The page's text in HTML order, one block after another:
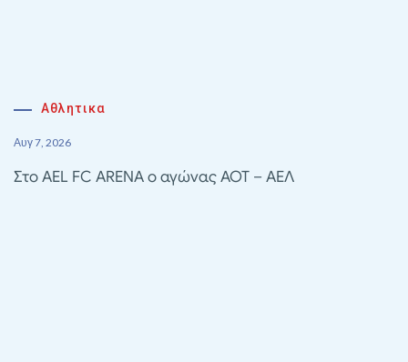
Αθλητικα
Αυγ 7, 2026
Στο AEL FC ARENA ο αγώνας ΑΟΤ – ΑΕΛ